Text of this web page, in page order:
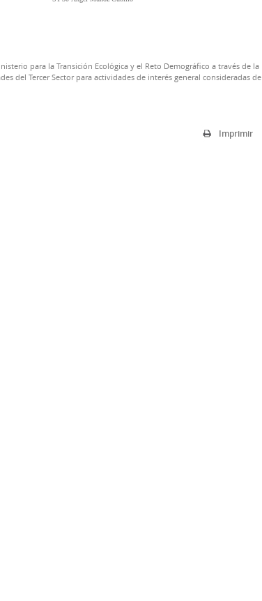
para la Transición Ecológica y el Reto Demográfico a través de la
del Tercer Sector para actividades de interés general consideradas de
Imprimir